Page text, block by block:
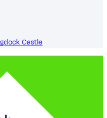
Castle